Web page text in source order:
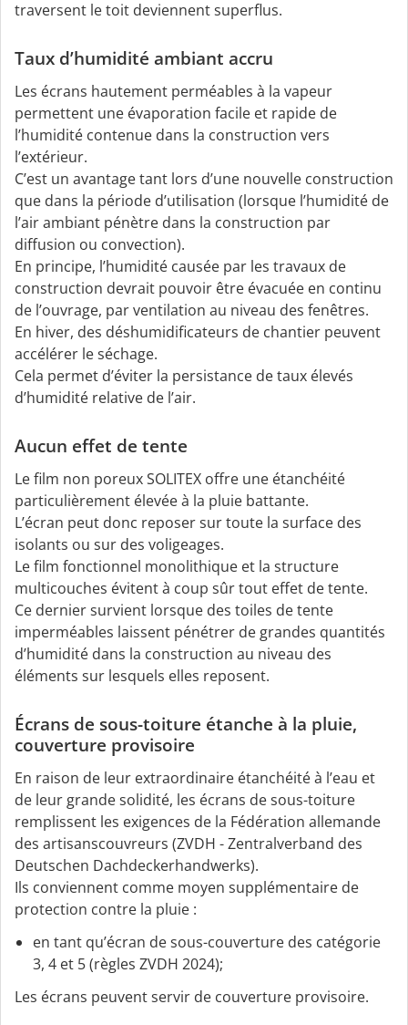
traversent le toit deviennent superflus.
Taux d’humidité ambiant accru
Les écrans hautement perméables à la vapeur
permettent une évaporation facile et rapide de
l’humidité contenue dans la construction vers
l’extérieur.
C’est un avantage tant lors d’une nouvelle construction
que dans la période d’utilisation (lorsque l’humidité de
l’air ambiant pénètre dans la construction par
diffusion ou convection).
En principe, l’humidité causée par les travaux de
construction devrait pouvoir être évacuée en continu
de l’ouvrage, par ventilation au niveau des fenêtres.
En hiver, des déshumidificateurs de chantier peuvent
accélérer le séchage.
Cela permet d’éviter la persistance de taux élevés
d’humidité relative de l’air.
Aucun effet de tente
Le film non poreux SOLITEX offre une étanchéité
particulièrement élevée à la pluie battante.
L’écran peut donc reposer sur toute la surface des
isolants ou sur des voligeages.
Le film fonctionnel monolithique et la structure
multicouches évitent à coup sûr tout effet de tente.
Ce dernier survient lorsque des toiles de tente
imperméables laissent pénétrer de grandes quantités
d’humidité dans la construction au niveau des
éléments sur lesquels elles reposent.
Écrans de sous-toiture étanche à la pluie,
couverture provisoire
En raison de leur extraordinaire étanchéité à l’eau et
de leur grande solidité, les écrans de sous-toiture
remplissent les exigences de la Fédération allemande
des artisanscouvreurs (ZVDH - Zentralverband des
Deutschen Dachdeckerhandwerks).
Ils conviennent comme moyen supplémentaire de
protection contre la pluie :
en tant qu’écran de sous-couverture des catégorie
3, 4 et 5 (règles ZVDH 2024);
Les écrans peuvent servir de couverture provisoire.